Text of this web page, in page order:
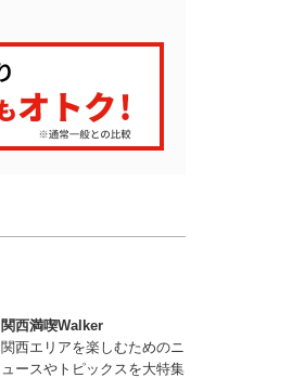
関西満喫Walker
関西エリアを楽しむためのニ
ュースやトピックスを大特集